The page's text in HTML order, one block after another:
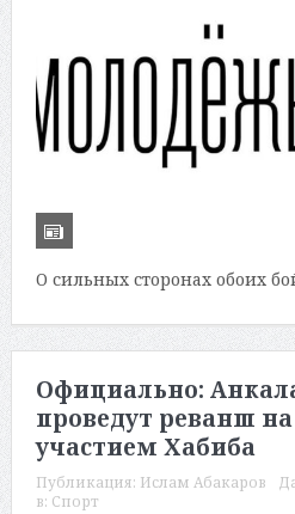
О сильных сторонах обоих
Официально:
проведут реванш на
участием Хабиба
Публикация: Ислам Абакаров
в: Спорт